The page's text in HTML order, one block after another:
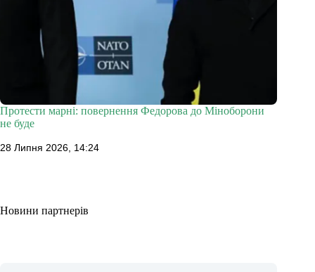
Протести марні: повернення Федорова до Міноборони
не буде
28 Липня 2026, 14:24
Новини партнерів